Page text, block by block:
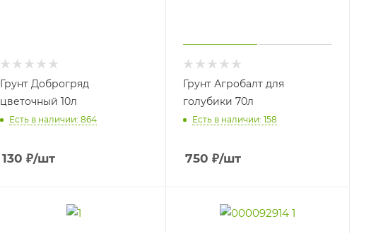
Грунт Доброгряд
цветочный 10л
Есть в наличии: 864
130 ₽/шт
Грунт Агробалт для
голубики 70л
Есть в наличии: 158
750 ₽/шт